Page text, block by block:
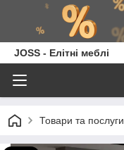
JOSS - Елітні меблі
Товари та послуги